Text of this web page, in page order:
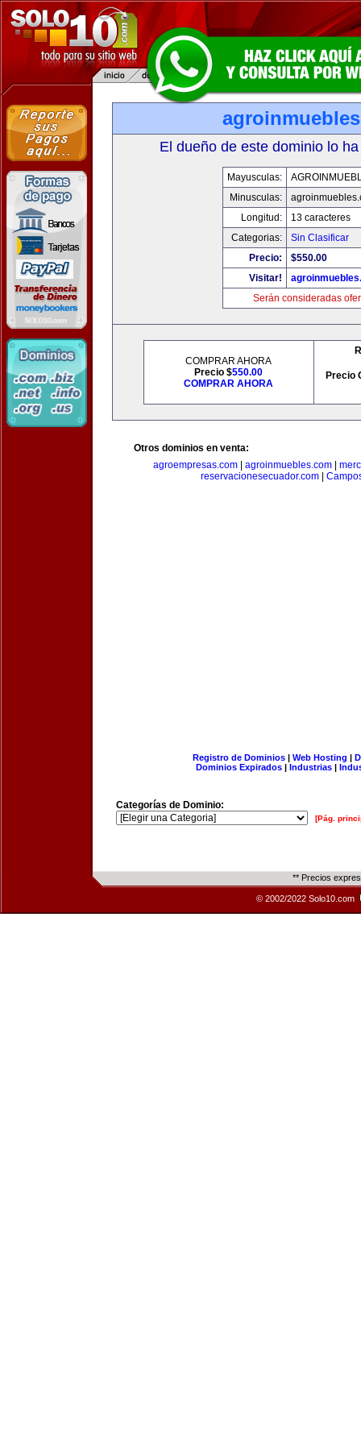
El dueño de este dominio lo
Mayusculas:
Minusculas:
Longitud:
13 caracteres
Categorias:
Sin Clasificar
Precio:
$550.00
Visitar!
Serán consideradas
COMPRAR AHORA
Precio $550.00
COMPRAR AHORA
Precio
Otros dominios en venta:
agroempresas.com| agroinmuebles.com|
reservacionesecuador.com
Registro de Dominios| Web Hosting |
Dominios Expirados | Industrias |
Categorías de Dominio:
[Pág.
** Precios
© 2002/2022 Solo10.com